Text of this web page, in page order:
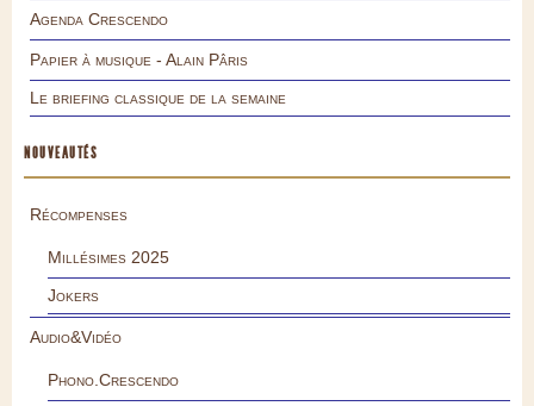
Agenda Crescendo
Papier à musique - Alain Pâris
Le briefing classique de la semaine
NOUVEAUTÉS
Récompenses
Millésimes 2025
Jokers
Audio&Vidéo
Phono.Crescendo